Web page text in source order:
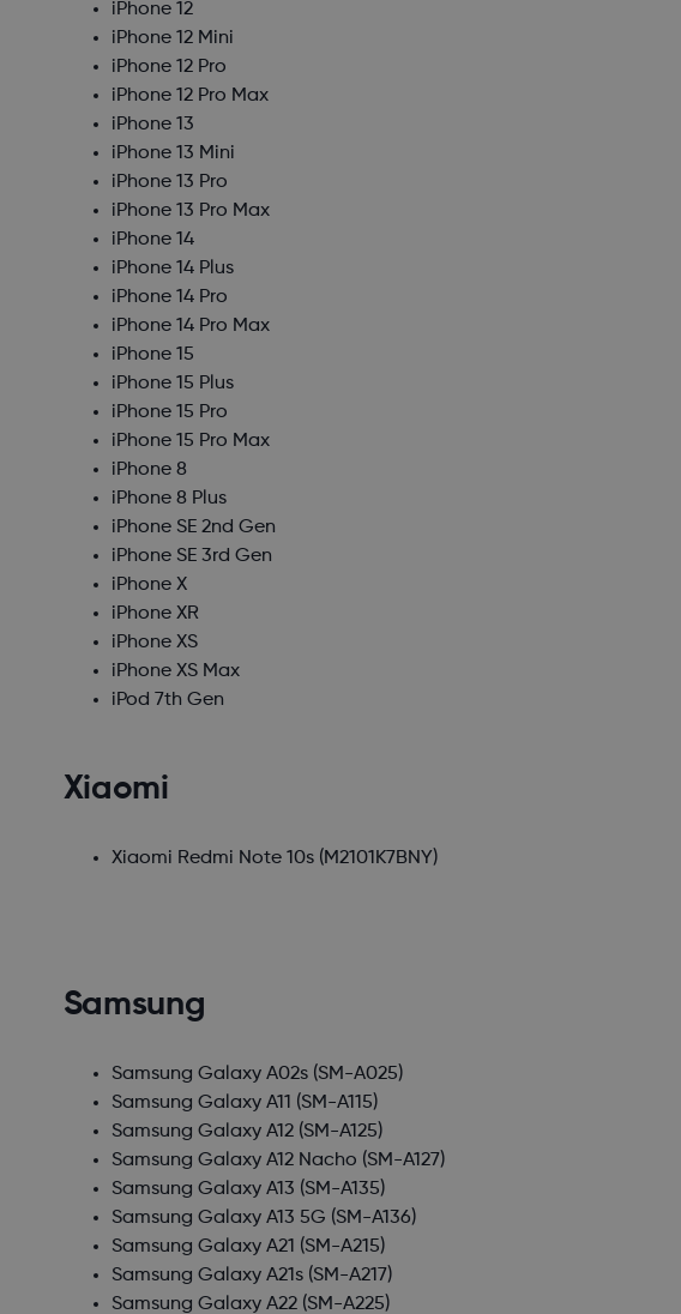
iPhone 12
iPhone 12 Mini
iPhone 12 Pro
iPhone 12 Pro Max
iPhone 13
iPhone 13 Mini
iPhone 13 Pro
iPhone 13 Pro Max
iPhone 14
iPhone 14 Plus
iPhone 14 Pro
iPhone 14 Pro Max
iPhone 15
iPhone 15 Plus
iPhone 15 Pro
iPhone 15 Pro Max
iPhone 8
iPhone 8 Plus
iPhone SE 2nd Gen
iPhone SE 3rd Gen
iPhone X
iPhone XR
iPhone XS
iPhone XS Max
iPod 7th Gen
Xiaomi
Xiaomi Redmi Note 10s(M2101K7BNY)
Samsung
Samsung Galaxy A02s(SM-A025)
Samsung Galaxy A11 (SM-A115)
Samsung Galaxy A12(SM-A125)
Samsung Galaxy A12 Nacho (SM-A127)
Samsung Galaxy A13 (SM-A135)
Samsung Galaxy A13 5G (SM-A136)
Samsung Galaxy A21 (SM-A215)
Samsung Galaxy A21s(SM-A217)
Samsung Galaxy A22(SM-A225)